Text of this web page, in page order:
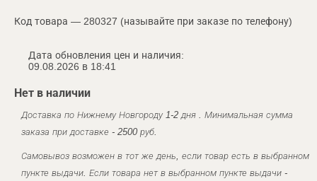
Код товара — 280327 (называйте при заказе по телефону)
Дата обновления цен и наличия:
09.08.2026 в 18:41
Нет в наличии
Доставка по Нижнему Новгороду 1-2 дня . Минимальная сумма
заказа при доставке - 2500 руб.
Самовывоз возможен в тот же день, если товар есть в выбранном
пункте выдачи. Если товара нет в выбранном пункте выдачи -